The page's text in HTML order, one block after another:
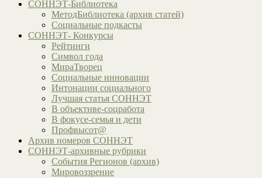
СОННЭТ-Библиотека
МетодБиблиотека (архив статей)
Социальные подкасты
СОННЭТ- Конкурсы
Рейтинги
Символ года
МираТворец
Социальные инновации
Интонации социального
Лучшая статья СОННЭТ
В объективе-соцработа
В фокусе-семья и дети
Профвысот@
Архив номеров СОННЭТ
СОННЭТ-архивные рубрики
События Регионов (архив)
Мировоззрение